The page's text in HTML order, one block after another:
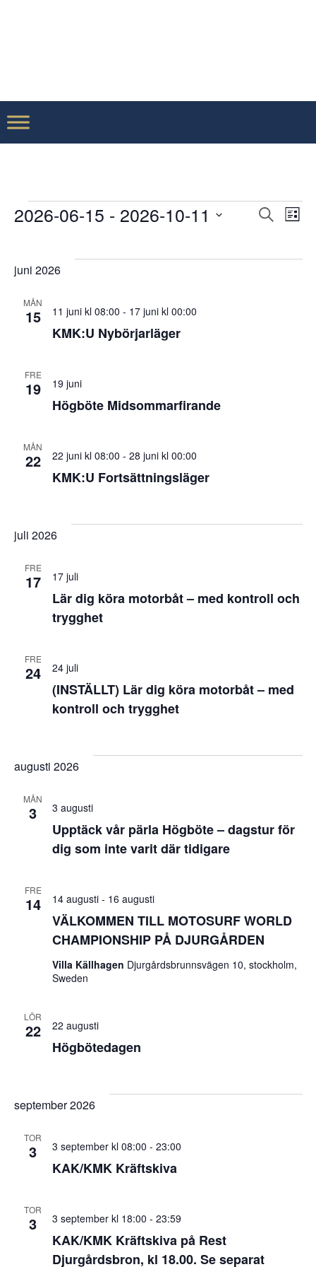
Evenemangand
Sök Lista
2026-06-15 - 2026-10-11
juni 2026
MÅN
15
KMK:U Nybörjarläger
11 juni kl 08:00 - 17 juni kl 00:00
FRE
19
Högböte Midsommarfirande
19 juni
MÅN
22
KMK:U Fortsättningsläger
22 juni kl 08:00 - 28 juni kl 00:00
juli 2026
FRE
17
Lär dig köra motorbåt – med kontroll och
trygghet
17 juli
FRE
24
(INSTÄLLT) Lär dig köra motorbåt – med
kontroll och trygghet
24 juli
augusti 2026
MÅN
3
Upptäck vår pärla Högböte – dagstur för
dig som inte varit där tidigare
3 augusti
FRE
14
VÄLKOMMEN TILL MOTOSURF WORLD
CHAMPIONSHIP PÅ DJURGÅRDEN
14 augusti- 16 augusti
Villa Källhagen Djurgårdsbrunnsvägen 10, stockholm,
Sweden
LÖR
22
Högbötedagen
22 augusti
september 2026
TOR
3
KAK/KMK Kräftskiva
3 september kl 08:00 - 23:00
TOR
3
KAK/KMK Kräftskiva på Rest
Djurgårdsbron, kl 18.00. Se separat
3 september kl 18:00 - 23:59